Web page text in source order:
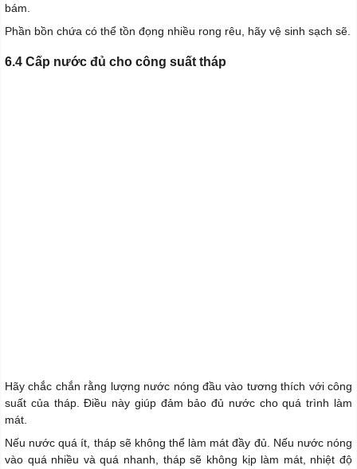
bám.
Phần bồn chứa có thể tồn đọng nhiều rong rêu, hãy vệ sinh sạch sẽ.
6.4 Cấp nước đủ cho công suất tháp
Hãy chắc chắn rằng lượng nước nóng đầu vào tương thích với công
suất của tháp. Điều này giúp đảm bảo đủ nước cho quá trình làm
mát.
Nếu nước quá ít, tháp sẽ không thể làm mát đầy đủ. Nếu nước nóng
vào quá nhiều và quá nhanh, tháp sẽ không kịp làm mát, nhiệt độ